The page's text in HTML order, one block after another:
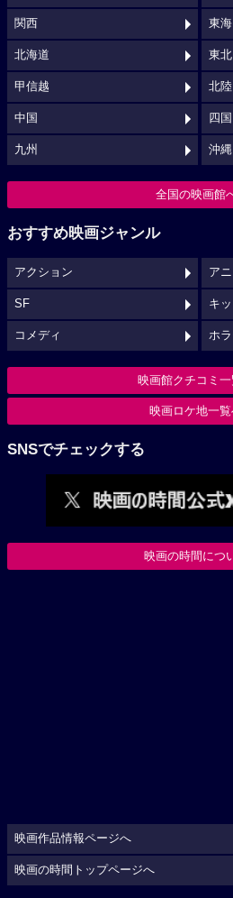
関西 東海
北海道 東北
甲信越 北陸
中国 四国
九州 沖縄
全国の映画館
おすすめ映画ジャンル
アクション ア
SF キ
コメディ ホ
映画館クチコミ
映画ロケ地一
SNSでチェックする
映画の時間につ
映画作品情報ページへ
映画の時間トップページへ